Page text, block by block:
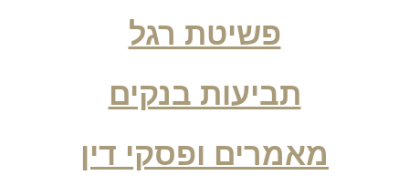
פשיטת רגל
תביעות בנקים
מאמרים ופסקי דין